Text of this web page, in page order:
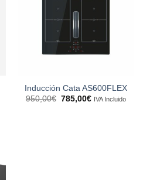
Inducción Cata AS600FLEX
950,00€ El
785,00€ElIVA Incluido